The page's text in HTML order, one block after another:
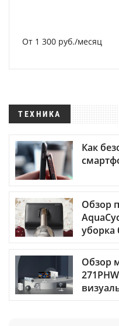
От 1 300 руб./месяц
ТЕХНИКА
Как
Обзор
уборка
Обзор